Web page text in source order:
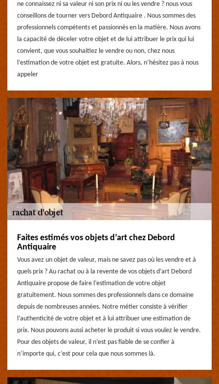
ne connaissez ni sa valeur ni son prix ni ou les vendre ? nous vous
conseillons de tourner vers Debord Antiquaire . Nous sommes des
professionnels compétents et passionnés en la matière. Nous avons
la capacité de déceler votre objet et de lui attribuer le prix qui lui
convient, que vous souhaitiez le vendre ou non, chez nous
l’estimation de votre objet est gratuite. Alors, n’hésitez pas à nous
appeler
Faites estimés vos objets d’art chez Debord
Antiquaire
Vous avez un objet de valeur, mais ne savez pas où les vendre et à
quels prix ? Au rachat ou à la revente de vos objets d’art Debord
Antiquaire propose de faire l’estimation de votre objet
gratuitement. Nous sommes des professionnels dans ce domaine
depuis de nombreuses années. Notre métier consiste à vérifier
l’authenticité de votre objet et à lui attribuer une estimation de
prix. Nous pouvons aussi acheter le produit si vous voulez le vendre.
Pour des objets de valeur, il n’est pas fiable de se confier à
n’importe qui, c’est pour cela que nous sommes là.